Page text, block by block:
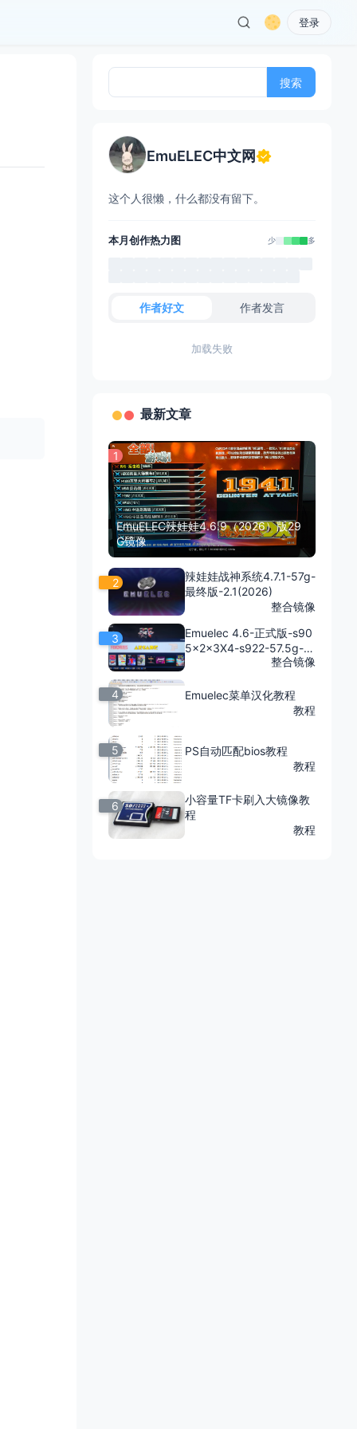
登录
EmuELEC中文网
这个人很懒，什么都没有留下。
本月创作热力图 少 多
作者好文 作者发言
加载失败
最新文章
1
EmuELEC辣娃娃4.6.9（2026）版29
G镜像
2
辣娃娃战神系统4.7.1-57g-
最终版-2.1(2026)
整合镜像
3
Emuelec 4.6-正式版-s90
5x2x3X4-s922-57.5g-4
整合镜像
4
Emuelec菜单汉化教程
教程
5
PS自动匹配bios教程
教程
6
小容量TF卡刷入大镜像教
程
教程